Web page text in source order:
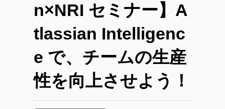
n×NRI セミナー】A
tlassian Intelligenc
e で、チームの生産
性を向上させよう！